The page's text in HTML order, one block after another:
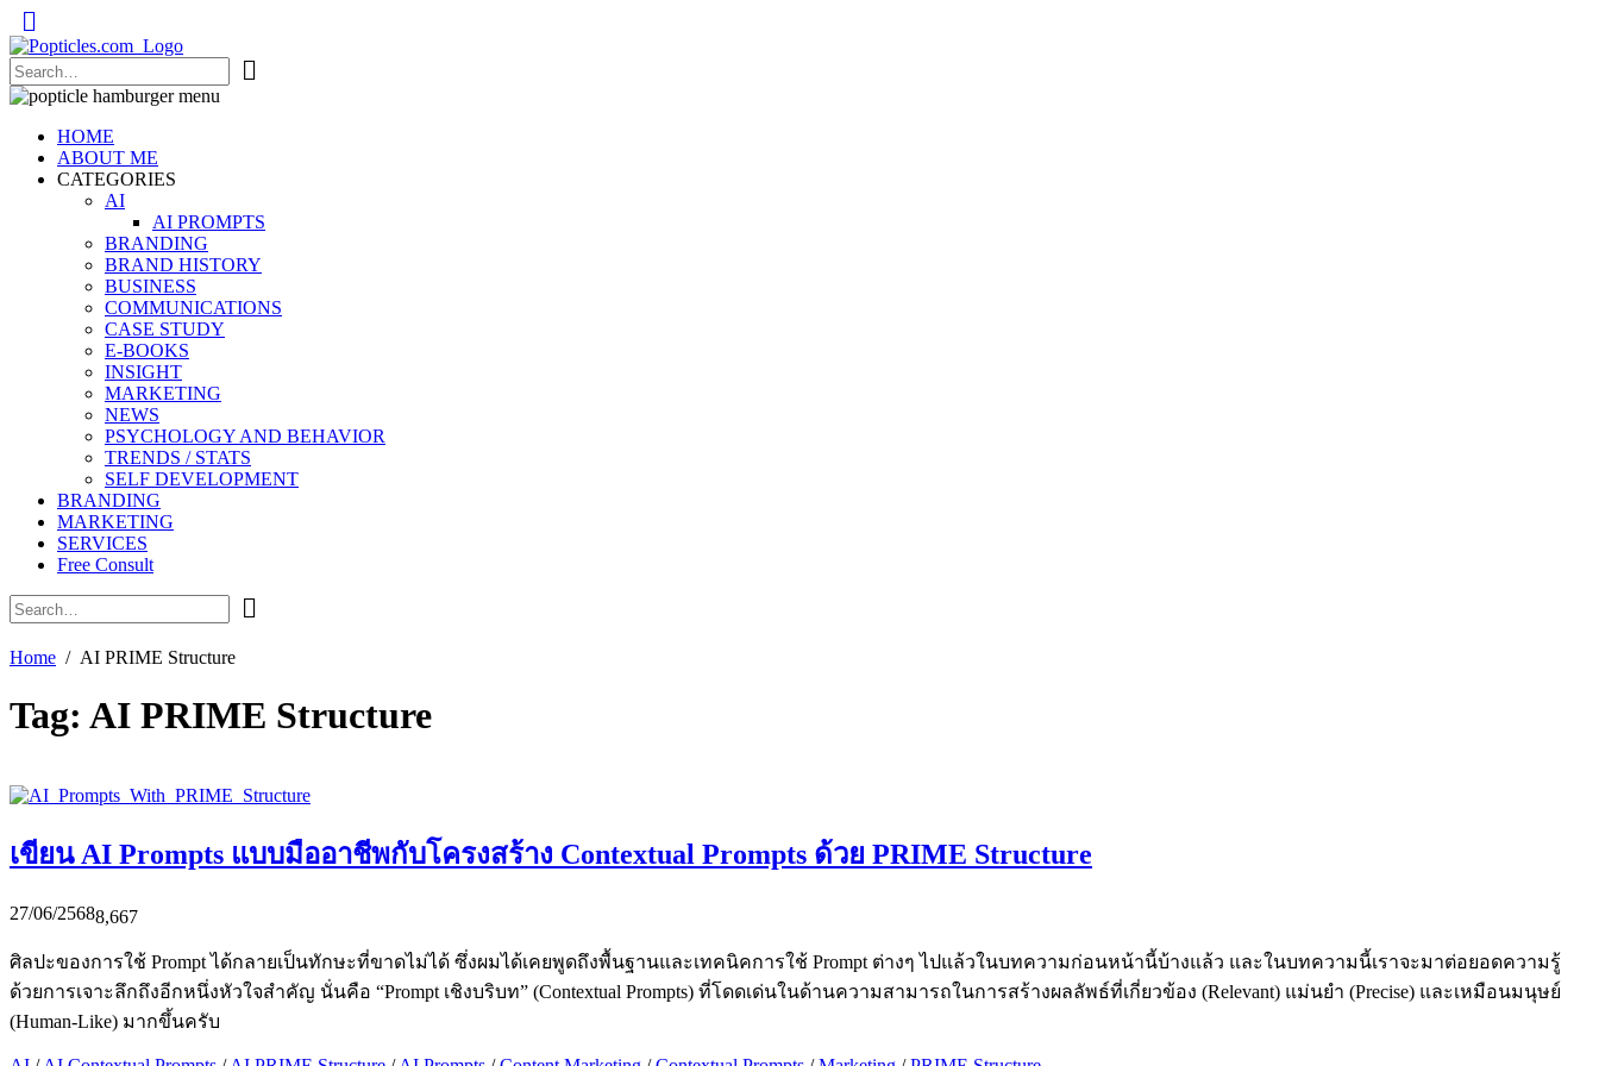
Popticles.com
HOME
ABOUT ME
CATEGORIES
AI
AI PROMPTS
BRANDING
BRAND HISTORY
BUSINESS
COMMUNICATIONS
CASE STUDY
E-BOOKS
INSIGHT
MARKETING
NEWS
PSYCHOLOGY AND BEHAVIOR
TRENDS / STATS
SELF DEVELOPMENT
BRANDING
MARKETING
SERVICES
Free Consult
Home AI PRIME Structure
Tag: AI PRIME Structure
เขียน AI Prompts แบบมืออาชีพกับโครงสร้าง Contextual Prompts ด้วย PRIME Structure
27/06/25688,667
ศิลปะของการใช้ Prompt ได้กลายเป็นทักษะที่ขาดไม่ได้ ซึ่งผมได้เคยพูดถึงพื้นฐานและเทคนิคการใช้ Prompt ต่างๆ ไปแล้วในบทความก่อนหน้านี้บ้างแล้ว และในบทความนี้เราจะมาต่อยอดความรู้
ด้วยการเจาะลึกถึงอีกหนึ่งหัวใจสำคัญ นั่นคือ “Prompt เชิงบริบท” (Contextual Prompts) ที่โดดเด่นในด้านความสามารถในการสร้างผลลัพธ์ที่เกี่ยวข้อง (Relevant) แม่นยำ (Precise) และเหมือนมนุษย์
(Human-Like) มากขึ้นครับ